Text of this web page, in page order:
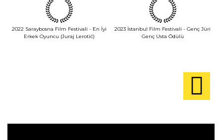
2022 Saraybosna Film Festivali - En İyi
Erkek Oyuncu (Juraj Lerotić)
2023 İstanbul Film Festivali - Genç Jüri
Genç Usta Ödülü